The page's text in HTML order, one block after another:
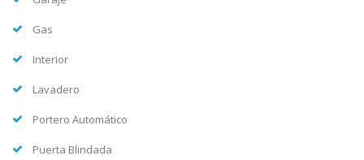
Gas
Interior
Lavadero
Portero Automático
Puerta Blindada